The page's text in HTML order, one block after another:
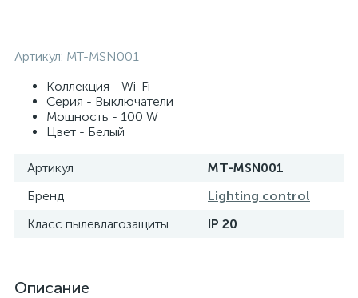
Артикул: MT-MSN001
Коллекция - Wi-Fi
Серия - Выключатели
Мощность - 100 W
Цвет - Белый
Артикул
MT-MSN001
Бренд
Lighting control
Класс пылевлагозащиты
IP 20
Описание